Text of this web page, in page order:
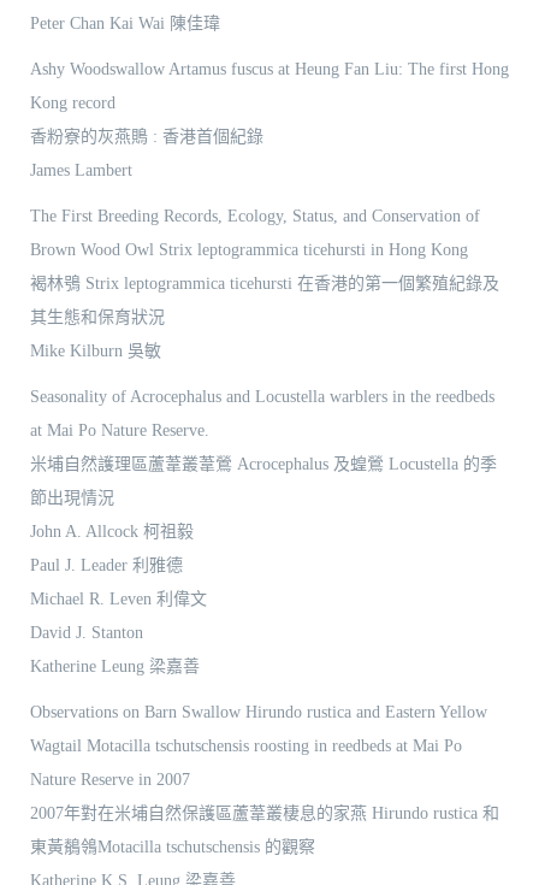
Peter Chan Kai Wai 陳佳瑋
Ashy Woodswallow Artamus fuscus at Heung Fan Liu: The first Hong
Kong record
香粉寮的灰燕鵙 : 香港首個紀錄
James Lambert
The First Breeding Records, Ecology, Status, and Conservation of
Brown Wood Owl Strix leptogrammica ticehursti in Hong Kong
褐林鴞 Strix leptogrammica ticehursti 在香港的第一個繁殖紀錄及
其生態和保育狀況
Mike Kilburn 吳敏
Seasonality of Acrocephalus and Locustella warblers in the reedbeds
at Mai Po Nature Reserve.
米埔自然護理區蘆葦叢葦鶯 Acrocephalus 及蝗鶯 Locustella 的季
節出現情況
John A. Allcock 柯祖毅
Paul J. Leader 利雅德
Michael R. Leven 利偉文
David J. Stanton
Katherine Leung 梁嘉善
Observations on Barn Swallow Hirundo rustica and Eastern Yellow
Wagtail Motacilla tschutschensis roosting in reedbeds at Mai Po
Nature Reserve in 2007
2007年對在米埔自然保護區蘆葦叢棲息的家燕 Hirundo rustica 和
東黃鶺鴒Motacilla tschutschensis 的觀察
Katherine K.S. Leung 梁嘉善